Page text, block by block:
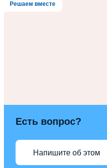
Решаем вместе
Есть вопрос?
Напишите об этом